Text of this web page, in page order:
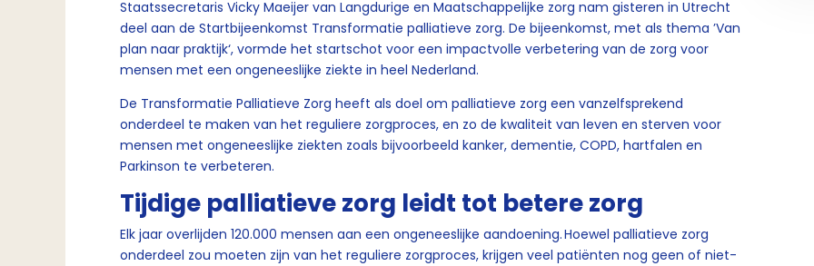
Staatssecretaris Vicky Maeijer van Langdurige en Maatschappelijke zorg nam gisteren in Utrecht
deel aan de Startbijeenkomst Transformatie palliatieve zorg. De bijeenkomst, met als thema ’Van
plan naar praktijk‘, vormde het startschot voor een impactvolle verbetering van de zorg voor
mensen met een ongeneeslijke ziekte in heel Nederland.
De Transformatie Palliatieve Zorg heeft als doel om palliatieve zorg een vanzelfsprekend
onderdeel te maken van het reguliere zorgproces, en zo de kwaliteit van leven en sterven voor
mensen met ongeneeslijke ziekten zoals bijvoorbeeld kanker, dementie, COPD, hartfalen en
Parkinson te verbeteren.
Tijdige palliatieve zorg leidt tot betere zorg
Elk jaar overlijden 120.000 mensen aan een ongeneeslijke aandoening. Hoewel palliatieve zorg
onderdeel zou moeten zijn van het reguliere zorgproces, krijgen veel patiënten nog geen of niet-